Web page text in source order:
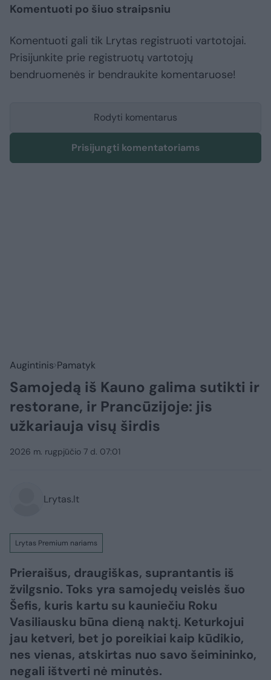
Komentuoti po šiuo straipsniu
Komentuoti gali tik Lrytas registruoti vartotojai.
Prisijunkite prie registruotų vartotojų
bendruomenės ir bendraukite komentaruose!
Rodyti komentarus
Prisijungti komentatoriams
Augintinis Pamatyk
Samojedą iš Kauno galima sutikti ir
restorane, ir Prancūzijoje: jis
užkariauja visų širdis
2026 m. rugpjūčio 7 d. 07:01
Lrytas.lt
Lrytas Premium nariams
Prieraišus, draugiškas, suprantantis iš
žvilgsnio. Toks yra samojedų veislės šuo
Šefis, kuris kartu su kauniečiu Roku
Vasiliausku būna dieną naktį. Keturkojui
jau ketveri, bet jo poreikiai kaip kūdikio,
nes vienas, atskirtas nuo savo šeimininko,
negali ištverti nė minutės.